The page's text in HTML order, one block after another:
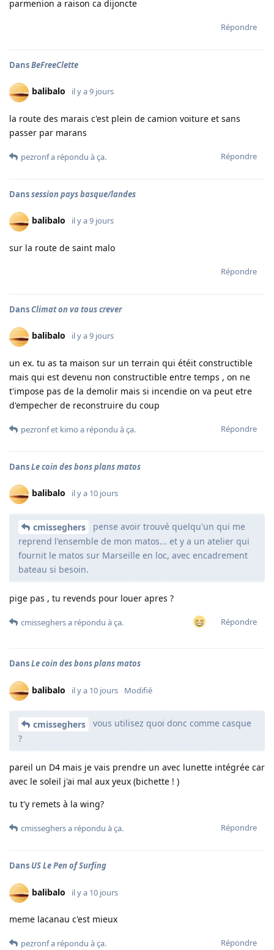
parmenion a raison ca dijoncte
Répondre
DansBeFreeClette
balibalo il y a 9 jours
la route des marais c'est plein de camion voiture et sans
passer par marans
Répondre
pezronfa répondu à ça.
Danssession pays basque/landes
balibalo il y a 9 jours
sur la route de saint malo
Répondre
DansClimat on va tous crever
balibalo il y a 9 jours
un ex. tu as ta maison sur un terrain qui étéit constructible
mais qui est devenu non constructible entre temps , on ne
t'impose pas de la demolir mais si incendie on va peut etre
d'empecher de reconstruire du coup
Répondre
pezronfet kimo a répondu à ça.
DansLe coin des bons plans matos
balibalo il y a 10 jours
cmisseghers
pense avoir trouvé quelqu'un qui me
reprend l'ensemble de mon matos... et y a un atelier qui
fournit le matos sur Marseille en loc, avec encadrement
bateau si besoin.
pige pas , tu revends pour louer apres ?
Répondre
cmisseghersa répondu à ça.
DansLe coin des bons plans matos
balibalo il y a 10 jours Modifié
cmisseghers
vous utilisez quoi donc comme casque
?
pareil un D4 mais je vais prendre un avec lunette intégrée car
avec le soleil j'ai mal aux yeux (bichette ! )
tu t'y remets à la wing?
Répondre
cmisseghersa répondu à ça.
Dans US Le Pen of Surfing
balibalo il y a 10 jours
meme lacanau c'est mieux
Répondre
pezronfa répondu à ça.